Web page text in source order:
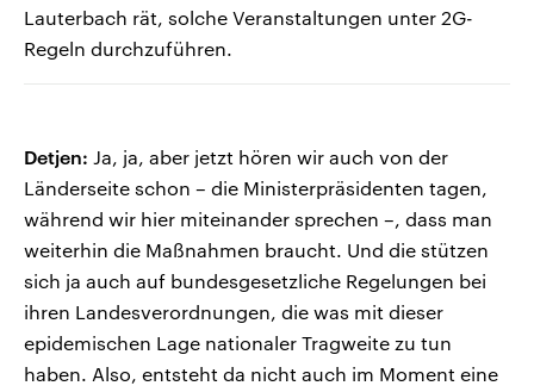
Lauterbach rät, solche Veranstaltungen unter 2G-
Regeln durchzuführen.
Detjen: Ja, ja, aber jetzt hören wir auch von der
Länderseite schon – die Ministerpräsidenten tagen,
während wir hier miteinander sprechen –, dass man
weiterhin die Maßnahmen braucht. Und die stützen
sich ja auch auf bundesgesetzliche Regelungen bei
ihren Landesverordnungen, die was mit dieser
epidemischen Lage nationaler Tragweite zu tun
haben. Also, entsteht da nicht auch im Moment eine